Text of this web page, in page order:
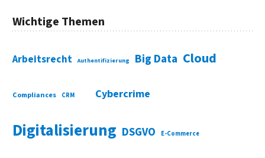
Wichtige Themen
Arbeitsrecht Authentifizierung Big Data Cloud
Compliances CRM Cybercrime
Digitalisierung DSGVO E-Commerce